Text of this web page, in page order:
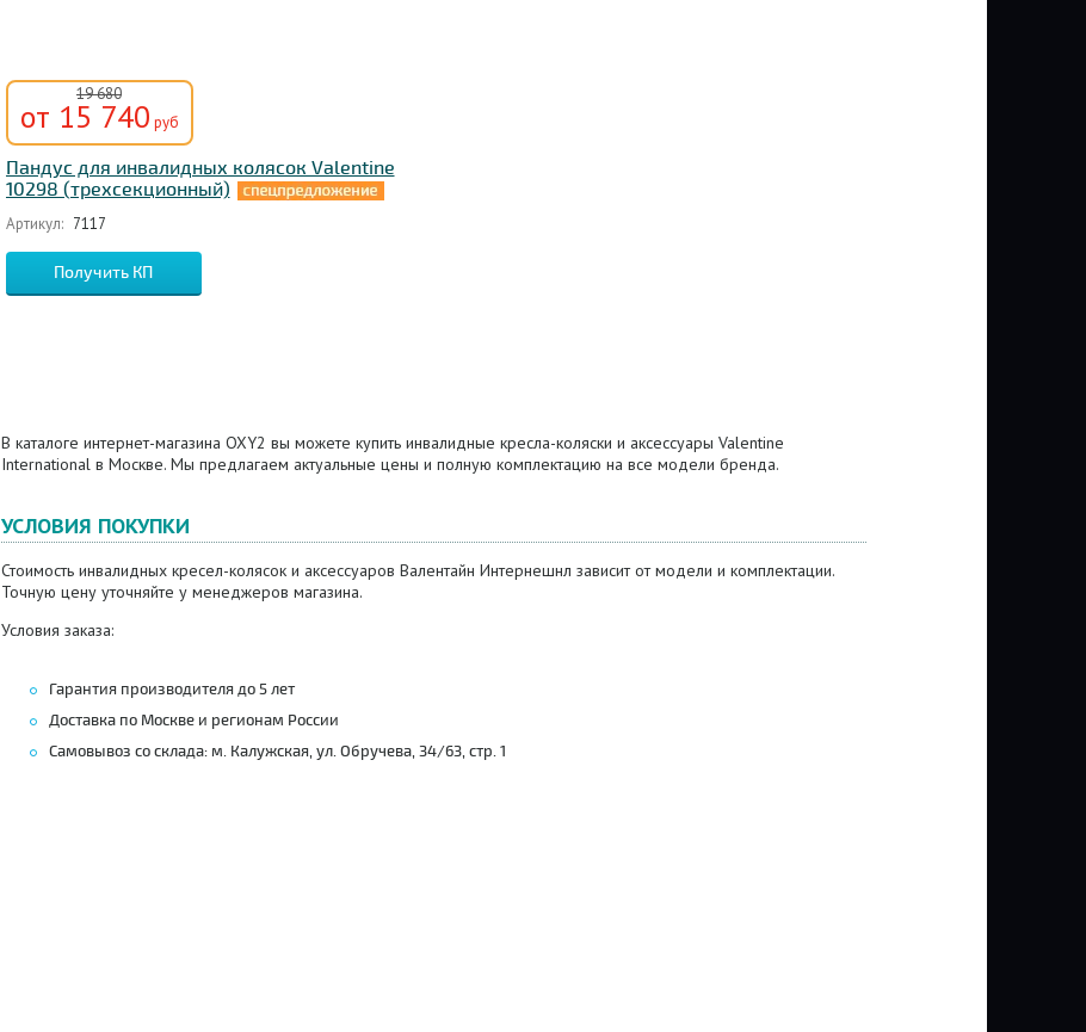
19 680
от 15 740 руб
Пандус для инвалидных колясок Valentine
10298 (трехсекционный)
Артикул: 7117
Получить КП
В каталоге интернет-магазина OXY2 вы можете купить инвалидные кресла-коляски и аксессуары Valentine
International в Москве. Мы предлагаем актуальные цены и полную комплектацию на все модели бренда.
УСЛОВИЯ ПОКУПКИ
Стоимость инвалидных кресел-колясок и аксессуаров Валентайн Интернешнл зависит от модели и комплектации.
Точную цену уточняйте у менеджеров магазина.
Условия заказа:
Гарантия производителя до 5 лет
Доставка по Москве и регионам России
Самовывоз со склада: м. Калужская, ул. Обручева, 34/63, стр. 1